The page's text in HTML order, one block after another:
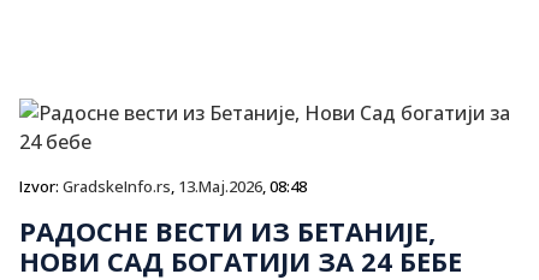
Izvor: GradskeInfo.rs, 13.Maj.2026, 08:48
РАДОСНЕ ВЕСТИ ИЗ БЕТАНИЈЕ,
НОВИ САД БОГАТИЈИ ЗА 24 БЕБЕ